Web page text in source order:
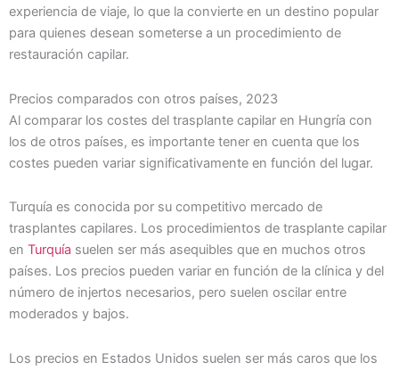
experiencia de viaje, lo que la convierte en un destino popular
para quienes desean someterse a un procedimiento de
restauración capilar.
Precios comparados con otros países, 2023
Al comparar los costes del trasplante capilar en Hungría con
los de otros países, es importante tener en cuenta que los
costes pueden variar significativamente en función del lugar.
Turquía es conocida por su competitivo mercado de
trasplantes capilares. Los procedimientos de trasplante capilar
en Turquía suelen ser más asequibles que en muchos otros
países. Los precios pueden variar en función de la clínica y del
número de injertos necesarios, pero suelen oscilar entre
moderados y bajos.
Los precios en Estados Unidos suelen ser más caros que los